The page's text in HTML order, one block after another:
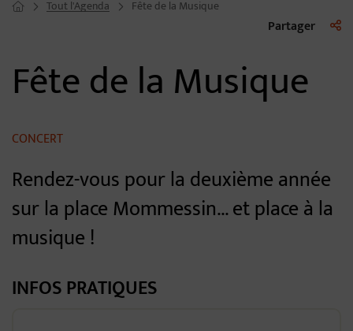
Page d'accueil du site
Tout l'Agenda Fête de la Musique
Partager
Fête de la Musique
CONCERT
Rendez-vous pour la deuxième année
sur la place Mommessin... et place à la
musique !
INFOS PRATIQUES